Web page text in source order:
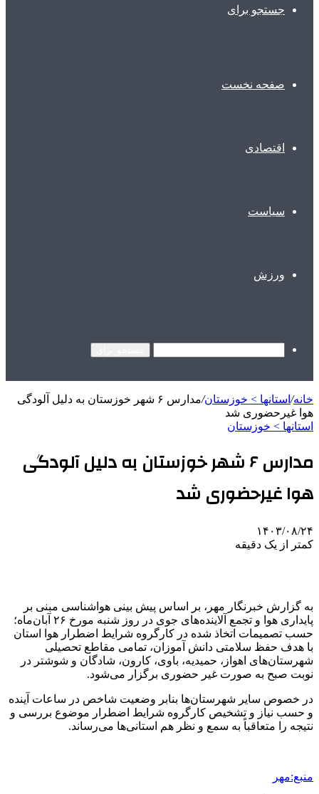
جستجو برای
صفحه نخست
اقتصادی
سیاست
ورزش
خانه/ استانها > خوزستان/
مدارس ۶ شهر خوزستان به دلیل آلودگی
هوا غیرحضوری شد
استانها > خوزستان
مدارس ۶ شهر خوزستان به دلیل آلودگی
هوا غیرحضوری شد
۱۴۰۳/۰۸/۲۴
کمتر از یک دقیقه
به گزارش خبرنگار مهر، بر اساس پیش بینی هواشناسی مبنی بر
پایداری هوا و تجمع آلاینده‌های جوی در روز شنبه مورخ ۲۶ آبان‌ماه؛
حسب تصمیمات اتخاذ شده در کارگروه شرایط اضطرار هوا استان
با هدف حفظ سلامتی دانش آموزان، تمامی مقاطع تحصیلی
شهرستان‌های اهواز، حمیدیه، باوی، کارون، شادگان و شوشتر در
نوبت صبح به صورت غیر حضوری برگزار می‌شود.
در خصوص سایر شهرستان‌ها بنابر وضعیت شاخص در ساعات آینده
و حسب نیاز و تشخیص کارگروه شرایط اضطرار موضوع بررسی و
نتیجه را متعاقباً به سمع و نظر هم استانی‌ها می‌رساند.
منبع:مهر